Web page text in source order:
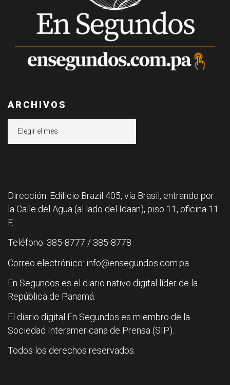
ARCHIVOS
Dirección: Edificio Brazil 405, vía Brasil, entrando por
la Calle del Agua (al lado del Idaan), piso 11, oficina 11
F.
Teléfono: 385-8777 / 385-8778
Correo electrónico: info@ensegundos.com.pa
En Segundos es el diario nativo digital líder de la
República de Panamá.
El diario digital En Segundos es miembro de la
Sociedad Interamericana de Prensa (SIP).
Todos los derechos reservados.